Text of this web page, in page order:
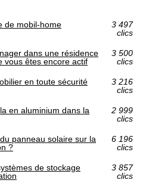
de mobil-home
3 497
clics
dans une résidence
vous êtes encore actif
3 500
clics
en toute sécurité
3 216
clics
en aluminium dans la
2 999
clics
panneau solaire sur la
?
6 196
clics
de stockage
3 857
clics